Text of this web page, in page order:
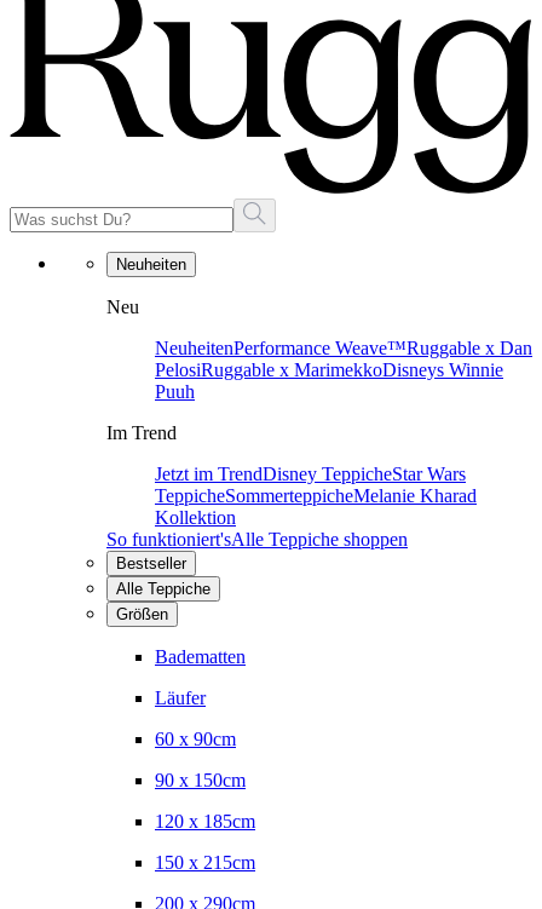
Neuheiten
Neu
NeuheitenPerformance Weave™Ruggable x Dan
PelosiRuggable x MarimekkoDisneys Winnie
Puuh
Im Trend
Jetzt im TrendDisney TeppicheStar Wars
TeppicheSommerteppicheMelanie Kharad
Kollektion
So funktioniert'sAlle Teppiche shoppen
Bestseller
Alle Teppiche
Größen
Badematten
Läufer
60 x 90cm
90 x 150cm
120 x 185cm
150 x 215cm
200 x 290cm